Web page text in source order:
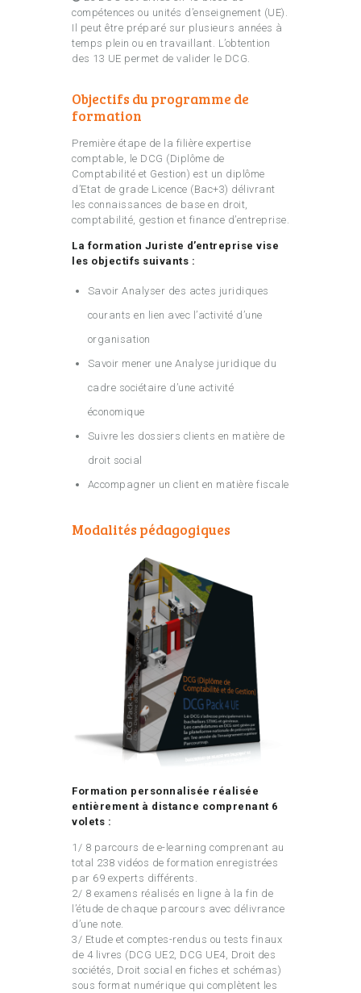
compétences ou unités d’enseignement (UE).
Il peut être préparé sur plusieurs années à
temps plein ou en travaillant. L’obtention
des 13 UE permet de valider le DCG.
Objectifs du programme de
formation
Première étape de la filière expertise
comptable, le DCG (Diplôme de
Comptabilité et Gestion) est un diplôme
d’Etat de grade Licence (Bac+3) délivrant
les connaissances de base en droit,
comptabilité, gestion et finance d’entreprise.
La formation Juriste d’entreprise vise
les objectifs suivants :
Savoir Analyser des actes juridiques
courants en lien avec l’activité d’une
organisation
Savoir mener une Analyse juridique du
cadre sociétaire d’une activité
économique
Suivre les dossiers clients en matière de
droit social
Accompagner un client en matière fiscale
Modalités pédagogiques
Formation personnalisée réalisée
entièrement à distance comprenant 6
volets :
1/ 8 parcours de e-learning comprenant au
total 238 vidéos de formation enregistrées
par 69 experts différents.
2/ 8 examens réalisés en ligne à la fin de
l’étude de chaque parcours avec délivrance
d’une note.
3/ Etude et comptes-rendus ou tests finaux
de 4 livres (DCG UE2, DCG UE4, Droit des
sociétés, Droit social en fiches et schémas)
sous format numérique qui complètent les